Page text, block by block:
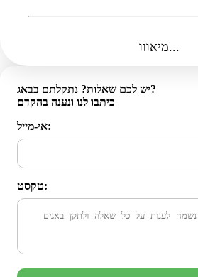
מיאווו...
יש לכם שאלות? נתקלתם בבאג?
כיתבו לנו ונענה בהקדם
אי-מייל:
טקסט: